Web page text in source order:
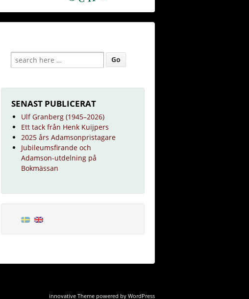
SENAST PUBLICERAT
Ulf Granberg (1945–2026)
Ett tack från Henk Kuijpers
2025 års Adamsonpristagare
Jubileumsfirande och
Adamson-utdelning på
Bokmässan
innovative Themepowered by WordPress